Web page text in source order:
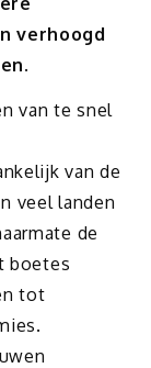
verhoogd
van te snel
van de
veel landen
de
boetes
tot